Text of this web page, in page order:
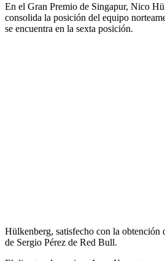
En el Gran Premio de Singapur, Nico
consolida la posición del equipo
se encuentra en la sexta posición.
Hülkenberg, satisfecho con la obtención
de Sergio Pérez de Red Bull.